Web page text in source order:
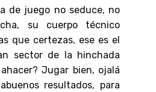
de juego no seduce, no
su cuerpo técnico
que certezas, ese es el
sector de la hinchada
Jugar bien, ojalá
resultados, para